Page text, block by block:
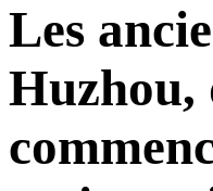
Les
Huzhou,